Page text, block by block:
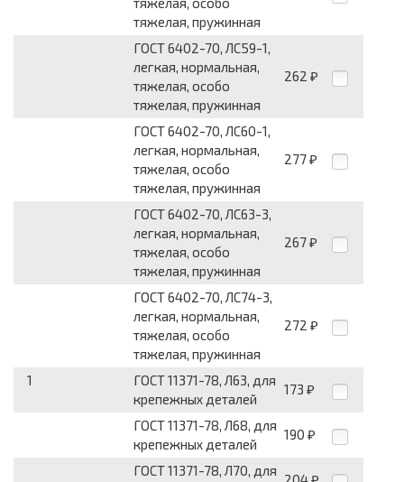
тяжелая, пружинная
ГОСТ 6402-70, ЛС59-1,
легкая, нормальная,
тяжелая, особо
тяжелая, пружинная
262 ₽
ГОСТ 6402-70, ЛС60-1,
легкая, нормальная,
тяжелая, особо
тяжелая, пружинная
277 ₽
ГОСТ 6402-70, ЛС63-3,
легкая, нормальная,
тяжелая, особо
тяжелая, пружинная
267 ₽
ГОСТ 6402-70, ЛС74-3,
легкая, нормальная,
тяжелая, особо
тяжелая, пружинная
272 ₽
1
ГОСТ 11371-78, Л63, для
крепежных деталей
173 ₽
ГОСТ 11371-78, Л68, для
крепежных деталей
190 ₽
ГОСТ 11371-78, Л70, для
₽